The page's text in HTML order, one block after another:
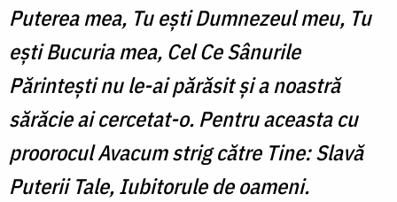
Puterea mea, Tu eşti Dumnezeul meu, Tu
eşti Bucuria mea, Cel Ce Sânurile
Părinteşti nu le-ai părăsit şi a noastră
sărăcie ai cercetat-o. Pentru aceasta cu
proorocul Avacum strig către Tine: Slavă
Puterii Tale, Iubitorule de oameni.